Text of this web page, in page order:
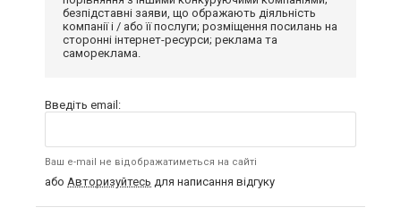
безпідставні заяви, що ображають діяльність
компанії і / або її послуги; розміщення посилань на
сторонні інтернет-ресурси; реклама та
самореклама.
Введіть email:
Ваш e-mail не відображатиметься на сайті
або Авторизуйтесь для написання відгуку